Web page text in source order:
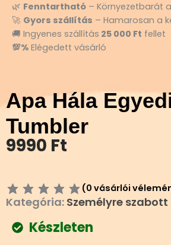
🌿 Fenntartható – Környezetbarát
🚀 Gyors szállítás – Hamarosan a
🚚 Ingyenes szállítás 25 000 Ft fellet
💯% Elégedett vásárló
Apa Hála
Tumbler
9990 Ft
(0 vásárlói
Kategória: Személyre
Készleten